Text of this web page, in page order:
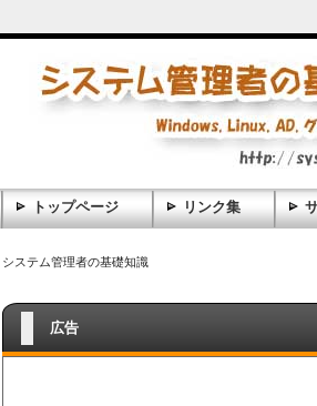
システム管理者の基礎知識
広告
トップページ リンク集